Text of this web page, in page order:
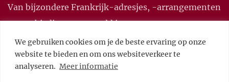
We gebruiken cookies om je de beste ervaring op onze
website te bieden en om ons websiteverkeer te
analyseren. Meer informatie
Van bijzondere Frankrijk-adresjes, -arrangementen
en aanbiedingen, en meld je aan voor onze
nieuwsbrief.